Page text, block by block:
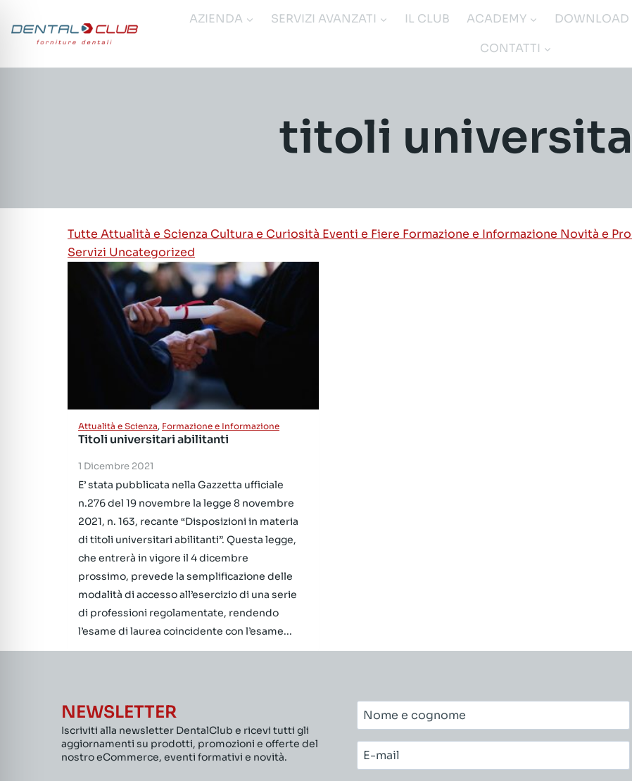
contenuto
AZIENDA SERVIZI AVANZATI IL CLUB ACADEMY DOWNLOAD
CONTATTI
titoli
Tutte Attualità e Scienza Cultura e Curiosità Eventi e Fiere Formazione e Informazione Novità e
Servizi Uncategorized
Attualità e Scienza, Formazione e Informazione
Titoli universitari abilitanti
1 Dicembre 2021
E’ stata pubblicata nella Gazzetta ufficiale
n.276 del 19 novembre la legge 8 novembre
2021, n. 163, recante “Disposizioni in materia
di titoli universitari abilitanti”. Questa legge,
che entrerà in vigore il 4 dicembre
prossimo, prevede la semplificazione delle
modalità di accesso all’esercizio di una serie
di professioni regolamentate, rendendo
l’esame di laurea coincidente con l’esame...
NEWSLETTER
Iscriviti alla newsletter DentalClub e ricevi tutti gli
aggiornamenti su prodotti, promozioni e offerte del
nostro eCommerce, eventi formativi e novità.
Nome
e
cognome*
E-
mail*